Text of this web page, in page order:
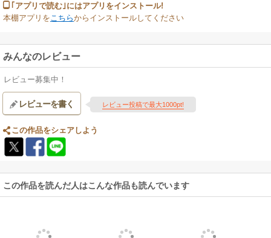
｢アプリで読む｣にはアプリをインストール!
本棚アプリを こちらからインストールしてください
みんなのレビュー
レビュー募集中！
レビューを書く レビュー投稿で最大1000pt!
この作品をシェアしよう
この作品を読んだ人はこんな作品も読んでいます